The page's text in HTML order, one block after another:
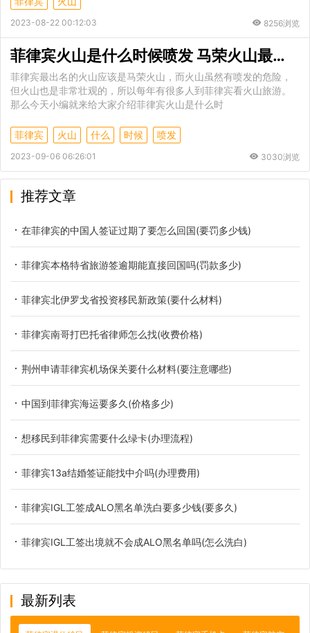
2023-08-22 00:12:03 8256浏览
菲律宾火山是什么时候喷发 马荣火山最近一次喷发是什么时候
菲律宾最出名的火山应该是马荣火山，而火山虽然有喷发的危险，
但火山也是非常壮观的，所以每年有很多人到菲律宾看火山旅游。
那么今天小编就来给大家介绍菲律宾火山是什么时
菲律宾 火山 什么 时候 喷发
2023-09-06 06:26:01 3030浏览
推荐文章
在菲律宾的中国人签证过期了要怎么回国(要罚多少钱)
菲律宾本格特省旅游签逾期能直接回国吗(罚款多少)
菲律宾北伊罗戈省投资移民新政策(要什么材料)
菲律宾南哥打巴托省律师怎么找(收费价格)
荆州申请菲律宾机场保关要什么材料(要注意哪些)
中国到菲律宾海运要多久(价格多少)
想移民到菲律宾需要什么绿卡(办理流程)
菲律宾13a结婚签证能找中介吗(办理费用)
菲律宾IGL工签成ALO黑名单洗白要多少钱(要多久)
菲律宾IGL工签出境就不会成ALO黑名单吗(怎么洗白)
最新列表